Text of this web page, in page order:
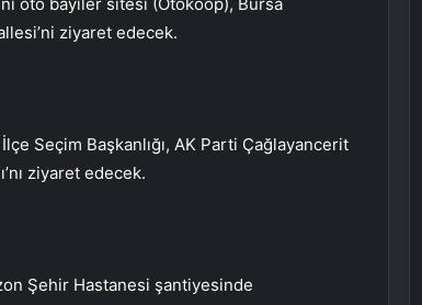
ziyaret edecek.
Seçim Başkanlığı, AK Parti Çağlayancerit
ziyaret edecek.
Şehir Hastanesi şantiyesinde